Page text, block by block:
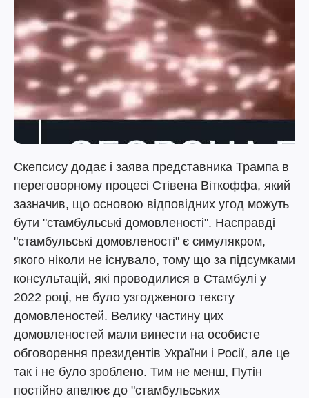
Скепсису додає і заява представника Трампа в
переговорному процесі Стівена Віткоффа, який
зазначив, що основою відповідних угод можуть
бути "стамбульські домовленості". Насправді
"стамбульські домовленості" є симулякром,
якого ніколи не існувало, тому що за підсумками
консультацій, які проводилися в Стамбулі у
2022 році, не було узгодженого тексту
домовленостей. Велику частину цих
домовленостей мали винести на особисте
обговорення президентів України і Росії, але це
так і не було зроблено. Тим не менш, Путін
постійно апелює до "стамбульських